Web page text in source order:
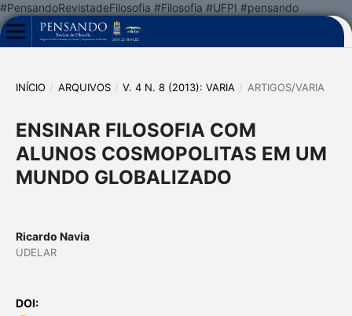
#PensandoRevistadeFilosofia #Filosofia #UFPI #pensando
INÍCIO / ARQUIVOS / V. 4 N. 8 (2013): VARIA / ARTIGOS/VARIA
ENSINAR FILOSOFIA COM
ALUNOS COSMOPOLITAS EM UM
MUNDO GLOBALIZADO
Ricardo Navia
UDELAR
DOI: